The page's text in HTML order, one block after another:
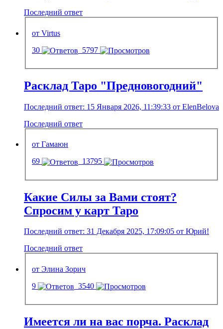
Последний ответ
от Virtus
30
5797
Расклад Таро "Предновогодний"
Последний ответ: 15 Января 2026, 11:39:33 от ElenBelova
Последний ответ
от Гамаюн
69
13795
Какие Силы за Вами стоят?
Спросим у карт Таро
Последний ответ: 31 Декабря 2025, 17:09:05 от Юрий!
Последний ответ
от Элина Зорич
9
3540
Имеется ли на вас порча. Расклад